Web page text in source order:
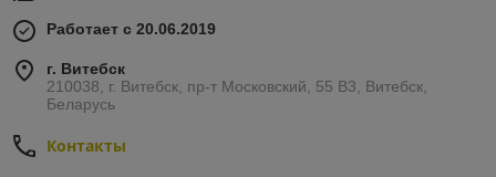
Работает с 20.06.2019
г. Витебск
210038, г. Витебск, пр-т Московский, 55 B3, Витебск,
Беларусь
Контакты